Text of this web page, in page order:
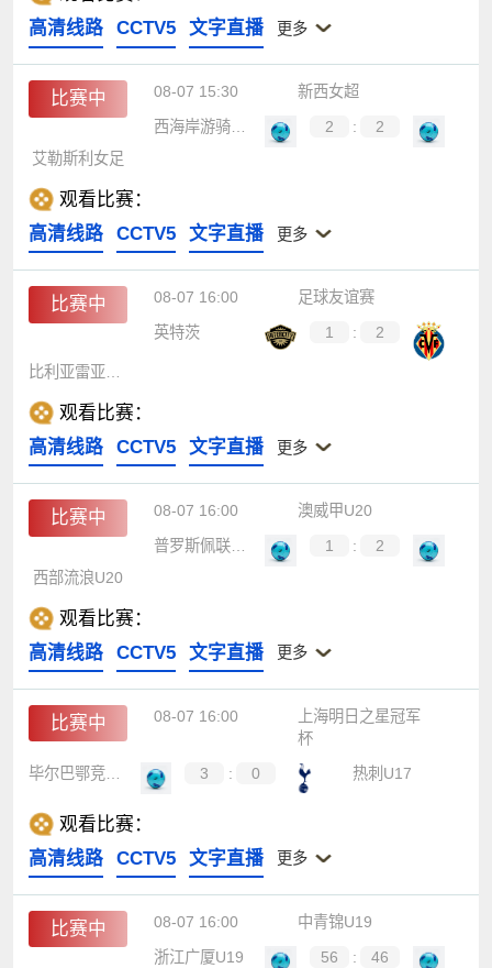
高清线路
CCTV5 文字直播 更多
比赛中 08-07 15:30
新西女超
西海岸游骑兵女足
2 :
2
艾勒斯利女足
观看比赛：
高清线路
CCTV5 文字直播 更多
比赛中 08-07 16:00
足球友谊赛
英特茨
1 : 2
观看比赛：
高清线路
CCTV5 文字直播 更多
比赛中 08-07 16:00
澳威甲U20
普罗斯佩联U20
1 :
2
西部流浪U20
观看比赛：
高清线路
CCTV5 文字直播 更多
比赛中 08-07 16:00
上海明日之星冠军
杯
3 : 0 热刺U17
观看比赛：
高清线路
CCTV5 文字直播 更多
比赛中 08-07 16:00
中青锦U19
浙江广厦U19
56 :
46